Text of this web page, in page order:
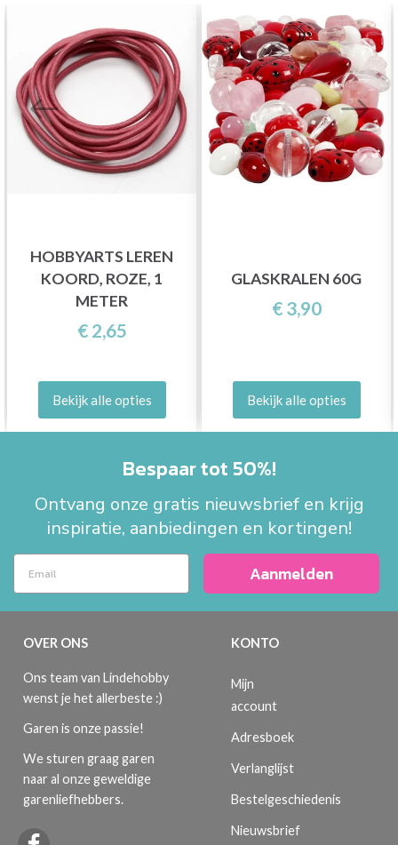
HOBBYARTS LEREN
KOORD, ROZE, 1
METER
€ 2,65
Bekijk alle opties
GLASKRALEN 60G
€ 3,90
Bekijk alle opties
Bespaar tot 50%!
Ontvang onze gratis nieuwsbrief en krijg
inspiratie, aanbiedingen en kortingen!
Aanmelden
OVER ONS
Ons team van Lindehobby
wenst je het allerbeste :)
Garen is onze passie!
We sturen graag garen
naar al onze geweldige
garenliefhebbers.
KONTO
Mijn
account
Adresboek
Verlanglijst
Bestelgeschiedenis
Nieuwsbrief